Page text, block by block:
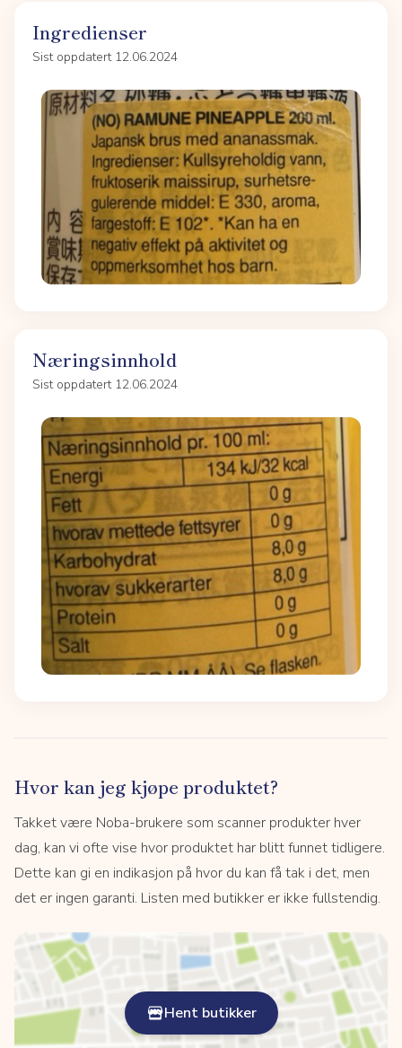
Ingredienser
Sist oppdatert 12.06.2024
Næringsinnhold
Sist oppdatert 12.06.2024
Hvor kan jeg kjøpe produktet?
Takket være Noba-brukere som scanner produkter hver
dag, kan vi ofte vise hvor produktet har blitt funnet tidligere.
Dette kan gi en indikasjon på hvor du kan få tak i det, men
det er ingen garanti. Listen med butikker er ikke fullstendig.
Hent butikker